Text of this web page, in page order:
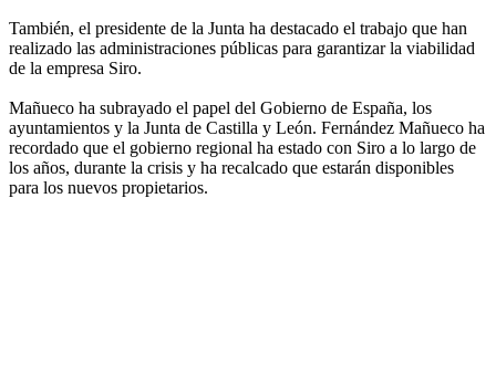
También, el presidente de la Junta ha destacado el trabajo que han
realizado las administraciones públicas para garantizar la viabilidad
de la empresa Siro.
Mañueco ha subrayado el papel del Gobierno de España, los
ayuntamientos y la Junta de Castilla y León. Fernández Mañueco ha
recordado que el gobierno regional ha estado con Siro a lo largo de
los años, durante la crisis y ha recalcado que estarán disponibles
para los nuevos propietarios.